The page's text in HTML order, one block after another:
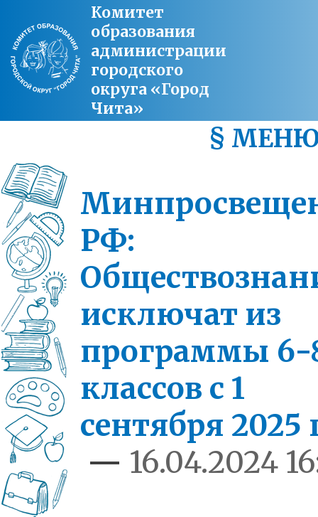
Комитет
образования
администрации
городского
округа «Город
Чита»
§
РФ:
исключат из
программы 6-
классов с 1
сентября 2025
— 16.04.2024